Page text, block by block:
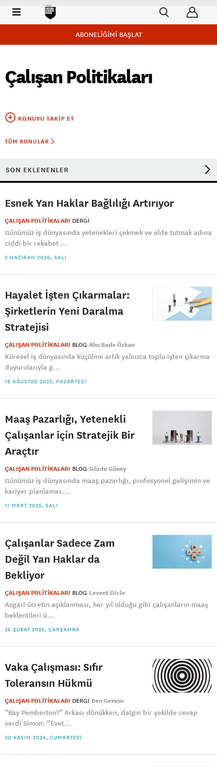
ABONELİĞİMİ BAŞLAT
Çalışan Politikaları
KONUYU TAKIP ET
TÜM KONULAR
SON EKLENENLER
Esnek Yan Haklar Bağlılığı Artırıyor
ÇALIŞAN POLİTİKALARI DERGI
Günümüz iş dünyasında yetenekleri çekmek ve elde tutmak adına
ciddi bir rekabet ...
2 HAZIRAN 2026, SALI
Hayalet İşten Çıkarmalar:
Şirketlerin Yeni Daralma
Stratejisi
ÇALIŞAN POLİTİKALARI BLOG Ahu Bade Özkan
Küresel iş dünyasında küçülme artık yalnızca toplu işten çıkarma
duyurularıyla g...
18 AĞUSTOS 2025, PAZARTESI
Maaş Pazarlığı, Yetenekli
Çalışanlar için Stratejik Bir
Araçtır
ÇALIŞAN POLİTİKALARI BLOG Gözde Güney
Günümüz iş dünyasında maaş pazarlığı, profesyonel gelişimin ve
kariyer planlamas...
11 MART 2025, SALI
Çalışanlar Sadece Zam
Değil Yan Haklar da
Bekliyor
ÇALIŞAN POLİTİKALARI BLOG Levent Dicle
Asgari ücretin açıklanması, her yıl olduğu gibi çalışanların maaş
beklentileri ü...
26 ŞUBAT 2025, ÇARŞAMBA
Vaka Çalışması: Sıfır
Toleransın Hükmü
ÇALIŞAN POLİTİKALARI DERGI Ben Gerson
“Bay Pemberton?” Arkası dönükken, dalgın bir şekilde cevap
verdi Simon: “Evet...
30 KASIM 2024, CUMARTESI